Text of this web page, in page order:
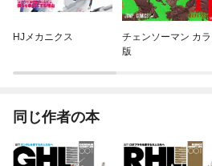
HJメカニクス
チェンソーマン カ
版
同じ作者の本